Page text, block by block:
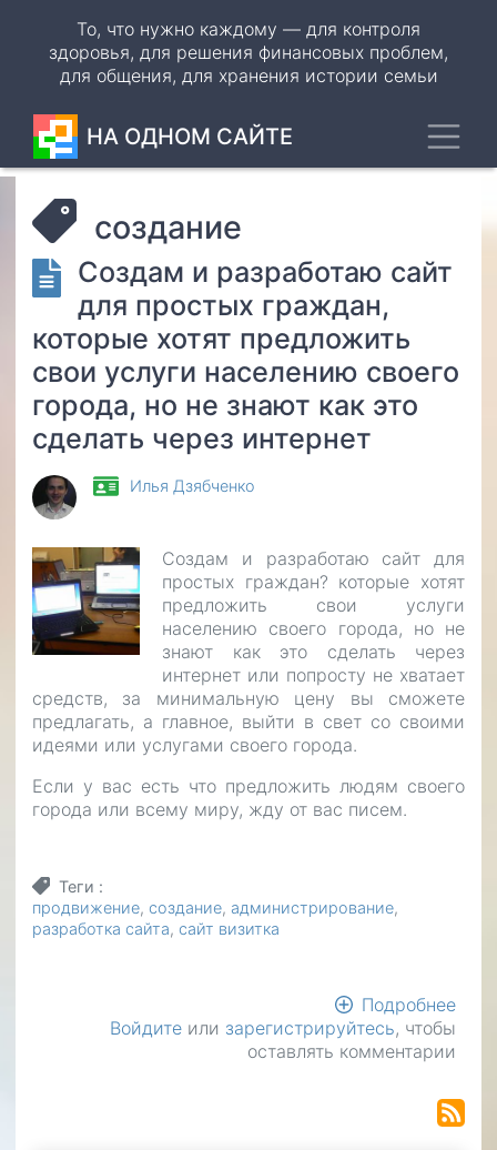
основному
содержанию
То, что нужно каждому — для контроля
здоровья, для решения финансовых проблем,
для общения, для хранения истории семьи
НА ОДНОМ САЙТЕ
создание
Создам и разработаю сайт
для простых граждан,
которые хотят предложить
свои услуги населению своего
города, но не знают как это
сделать через интернет
Илья Дзябченко
Создам и разработаю сайт для
простых граждан? которые хотят
предложить свои услуги
населению своего города, но не
знают как это сделать через
интернет или попросту не хватает
средств, за минимальную цену вы сможете
предлагать, а главное, выйти в свет со своими
идеями или услугами своего города.
Если у вас есть что предложить людям своего
города или всему миру, жду от вас писем.
Теги
продвижение создание администрирование
разработка сайта сайт визитка
Подробнее
сайт
для
Войдите или зарегистрируйтесь, чтобы
оставлять комментарии